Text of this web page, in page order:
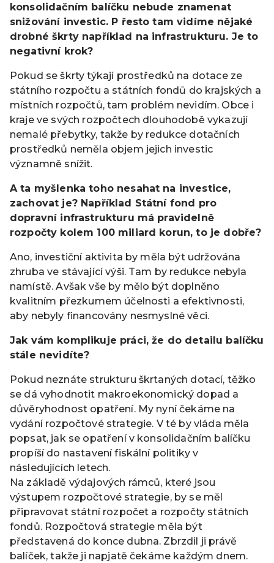
konsolidačním balíčku nebude znamenat
snižování investic. P řesto tam vidíme nějaké
drobné škrty například na infrastrukturu. Je to
negativní krok?
Pokud se škrty týkají prostředků na dotace ze
státního rozpočtu a státních fondů do krajských a
místních rozpočtů, tam problém nevidím. Obce i
kraje ve svých rozpočtech dlouhodobě vykazují
nemalé přebytky, takže by redukce dotačních
prostředků neměla objem jejich investic
významně snížit.
A ta myšlenka toho nesahat na investice,
zachovat je? Například Státní fond pro
dopravní infrastrukturu má pravidelně
rozpočty kolem 100 miliard korun, to je dobře?
Ano, investiční aktivita by měla být udržována
zhruba ve stávající výši. Tam by redukce nebyla
namístě. Avšak vše by mělo být doplněno
kvalitním přezkumem účelnosti a efektivnosti,
aby nebyly financovány nesmyslné věci.
Jak vám komplikuje práci, že do detailu balíčku
stále nevidíte?
Pokud neznáte strukturu škrtaných dotací, těžko
se dá vyhodnotit makroekonomický dopad a
důvěryhodnost opatření. My nyní čekáme na
vydání rozpočtové strategie. V té by vláda měla
popsat, jak se opatření v konsolidačním balíčku
propíší do nastavení fiskální politiky v
následujících letech.
Na základě výdajových rámců, které jsou
výstupem rozpočtové strategie, by se měl
připravovat státní rozpočet a rozpočty státních
fondů. Rozpočtová strategie měla být
představená do konce dubna. Zbrzdil ji právě
balíček, takže ji napjatě čekáme každým dnem.